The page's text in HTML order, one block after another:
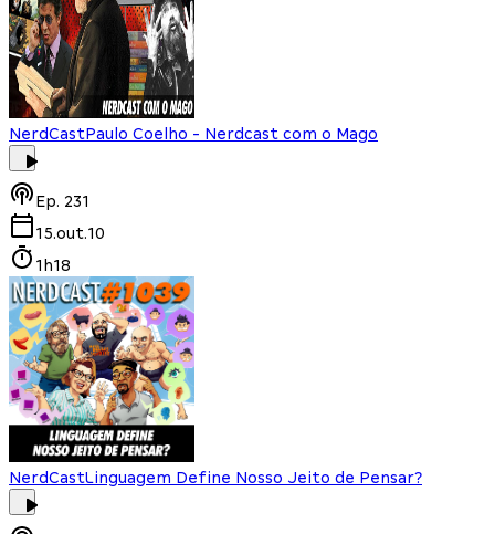
NerdCastPaulo Coelho - Nerdcast com o Mago
Ep. 231
15.out.10
1h18
NerdCastLinguagem Define Nosso Jeito de Pensar?